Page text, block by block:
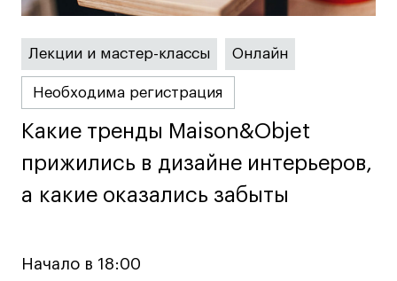
Лекции и мастер-классы Онлайн
Необходима регистрация
Какие тренды Maison&Objet
прижились в дизайне интерьеров,
а какие оказались забыты
Какие тренды Maison&Objet
прижились в дизайне интерьеров,
а какие оказались забыты
Начало в 18:00